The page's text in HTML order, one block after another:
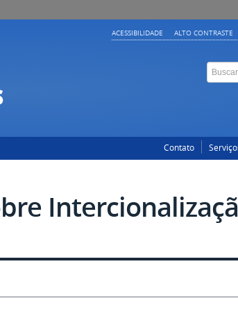
ACESSIBILIDADE ALTO CONTRASTE
Contato